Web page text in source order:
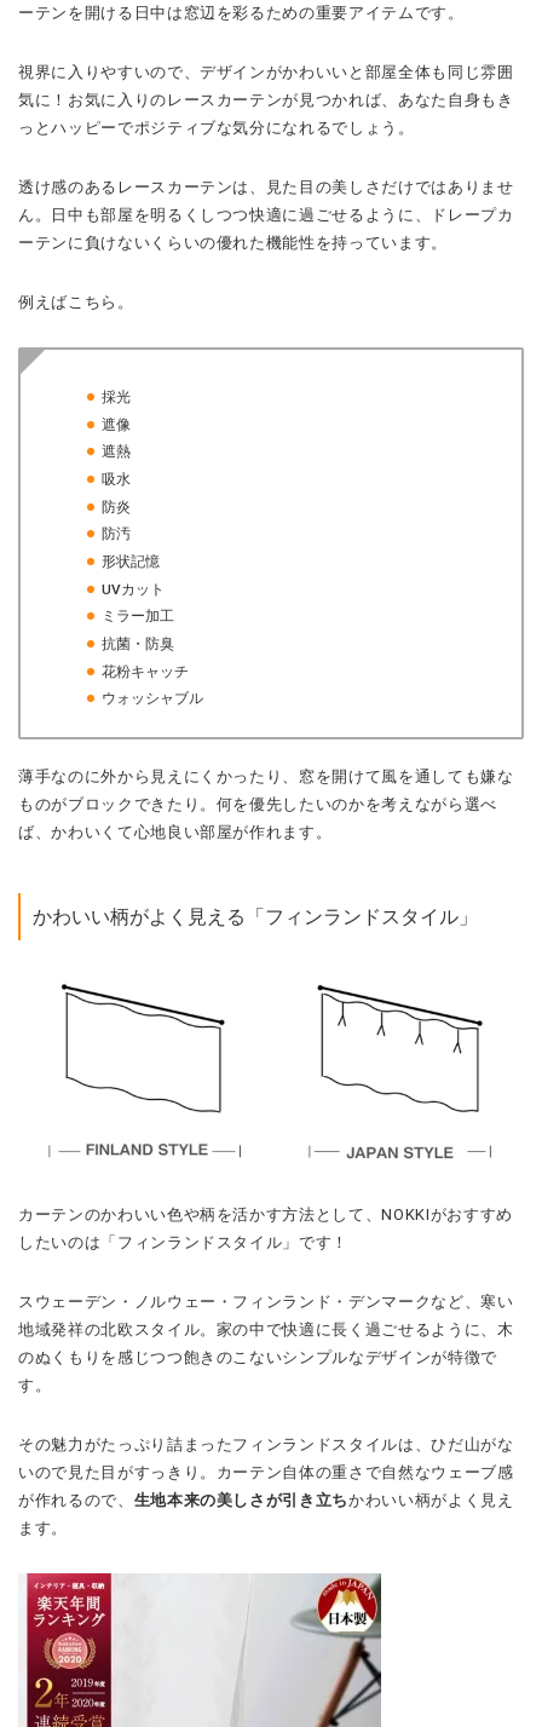
ーテンを開ける日中は窓辺を彩るための重要アイテムです。
視界に入りやすいので、デザインがかわいいと部屋全体も同じ雰囲
気に！お気に入りのレースカーテンが見つかれば、あなた自身もき
っとハッピーでポジティブな気分になれるでしょう。
透け感のあるレースカーテンは、見た目の美しさだけではありませ
ん。日中も部屋を明るくしつつ快適に過ごせるように、ドレープカ
ーテンに負けないくらいの優れた機能性を持っています。
例えばこちら。
採光
遮像
遮熱
吸水
防炎
防汚
形状記憶
UVカット
ミラー加工
抗菌・防臭
花粉キャッチ
ウォッシャブル
薄手なのに外から見えにくかったり、窓を開けて風を通しても嫌な
ものがブロックできたり。何を優先したいのかを考えながら選べ
ば、かわいくて心地良い部屋が作れます。
かわいい柄がよく見える「フィンランドスタイル」
カーテンのかわいい色や柄を活かす方法として、NOKKIがおすすめ
したいのは「フィンランドスタイル」です！
スウェーデン・ノルウェー・フィンランド・デンマークなど、寒い
地域発祥の北欧スタイル。家の中で快適に長く過ごせるように、木
のぬくもりを感じつつ飽きのこないシンプルなデザインが特徴で
す。
その魅力がたっぷり詰まったフィンランドスタイルは、ひだ山がな
いので見た目がすっきり。カーテン自体の重さで自然なウェーブ感
が作れるので、 生地本来の美しさが引き立ちかわいい柄がよく見え
ます。